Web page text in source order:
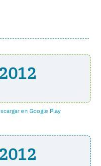
2012
2012